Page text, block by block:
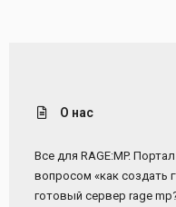
О нас
Все для RAGE:MP.
вопросом «как создать
готовый сервер rage